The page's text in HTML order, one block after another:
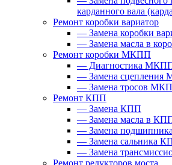
карданного вала
Ремонт коробки вариатор
— Замена коробки
— Замена масла в
Ремонт коробки МКПП
— Диагностика
— Замена
— Замена тросов
Ремонт КПП
— Замена КПП
— Замена масла в
— Замена
— Замена сальника
— Замена
Ремонт редукторов моста